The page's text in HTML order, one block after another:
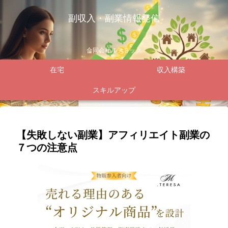
副収入・副業情報発信
合同会社ルテミック
在宅 収入構築
スキルアップ
【失敗しない副業】アフィリエイト副業の
７つの注意点